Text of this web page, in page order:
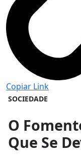
Copiar Link
SOCIEDADE
O
Que Se